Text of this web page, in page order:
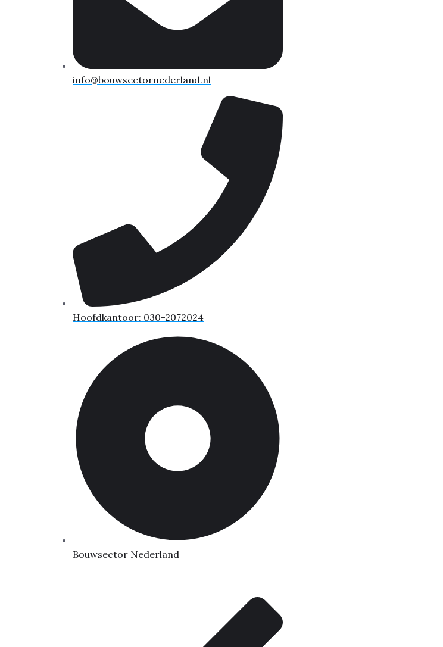
info@bouwsectornederland.nl
Hoofdkantoor: 030-2072024
Bouwsector Nederland